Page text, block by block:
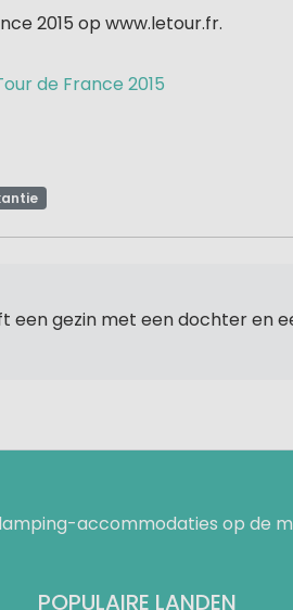
2015 op www.letour.fr.
een gezin met een dochter en
accommodaties op de
POPULAIRE LANDEN